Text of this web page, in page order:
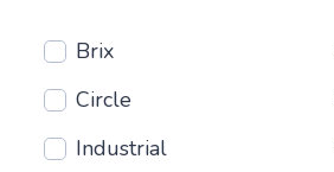
Brix
Circle
Industrial